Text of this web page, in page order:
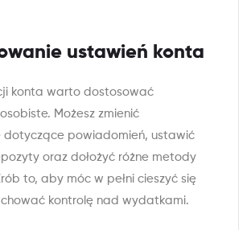
ustawień konta
konta warto dostosować
Możesz zmienić
dotyczące powiadomień, ustawić
oraz dołożyć różne metody
to, aby móc w pełni cieszyć się
kontrolę nad wydatkami.